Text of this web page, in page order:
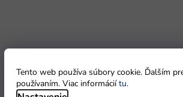
Tento web používa súbory cookie. Ďalším
používaním. Viac informáciítu.